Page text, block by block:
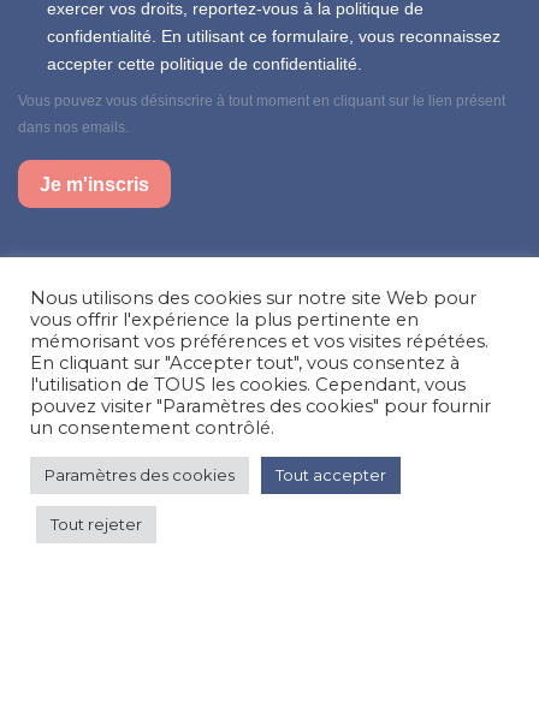
exercer vos droits, reportez-vous à la politique de
confidentialité. En utilisant ce formulaire, vous reconnaissez
accepter cette politique de confidentialité.
Vous pouvez vous désinscrire à tout moment en cliquant sur le lien présent
dans nos emails.
Je m'inscris
Facebook
Instagram
LinkedIn
Besoin d’aide, une question ?
Nous contacter
© Happy'MR - Tous droits réservés - Une création
Nous utilisons des cookies sur notre site Web pour
vous offrir l'expérience la plus pertinente en
mémorisant vos préférences et vos visites répétées.
En cliquant sur "Accepter tout", vous consentez à
l'utilisation de TOUS les cookies. Cependant, vous
pouvez visiter "Paramètres des cookies" pour fournir
un consentement contrôlé.
Paramètres des cookies Tout accepter
Tout rejeter
Haute saison 78 €
nuit